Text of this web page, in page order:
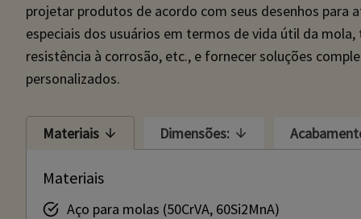
projetar produtos de acordo com seus desenhos para
especiais dos usuários em termos de vida útil da
resistência à corrosão, etc., e fornecer soluções
personalizados.
Materiais Dimensões:
Materiais
Aço para molas (50CrVA, 60Si2MnA)